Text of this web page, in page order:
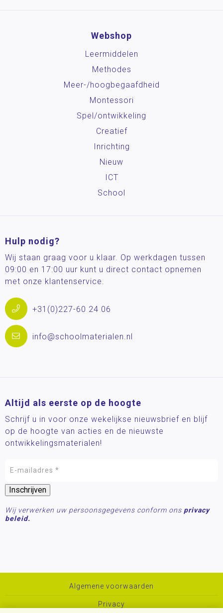
Webshop
Leermiddelen
Methodes
Meer-/hoog­begaafdheid
Montessori
Spel/ontwikkeling
Creatief
Inrichting
Nieuw
ICT
School
Hulp nodig?
Wij staan graag voor u klaar. Op werkdagen tussen
09:00 en 17:00 uur kunt u direct contact opnemen
met onze klantenservice.
+31(0)227-60 24 06
info@schoolmaterialen.nl
Altijd als eerste op de hoogte
Schrijf u in voor onze wekelijkse nieuwsbrief en blijf
op de hoogte van acties en de nieuwste
ontwikkelingsmaterialen!
Wij verwerken uw persoonsgegevens conform ons privacy
beleid.
Algemene voorwaarden
Privacy